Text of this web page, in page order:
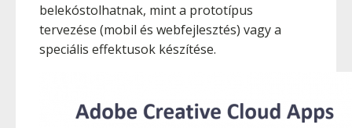
belekóstolhatnak, mint a prototípus
tervezése (mobil és webfejlesztés) vagy a
speciális effektusok készítése.